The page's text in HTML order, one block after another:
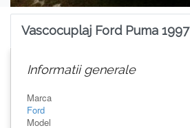
Vascocuplaj Ford Puma 1997
Informatii generale
Marca
Ford
Model